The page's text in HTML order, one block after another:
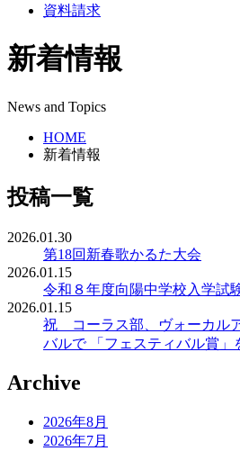
資料請求
新着情報
News and Topics
HOME
新着情報
投稿一覧
2026.01.30
第18回新春歌かるた大会
2026.01.15
令和８年度向陽中学校入学試
2026.01.15
祝 コーラス部、ヴォーカル
バルで 「フェスティバル賞
Archive
2026年8月
2026年7月